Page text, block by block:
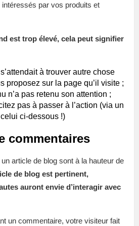
par vos produits et
est trop élevé, cela peut signifier
s’attendait à trouver autre chose
proposez sur la page qu’il visite ;
n’a pas retenu son attention ;
pas à passer à l’action (via un
ci-dessous !)
commentaires
article de blog sont à la hauteur de
de blog est pertinent,
auront envie d’interagir avec
un commentaire, votre visiteur fait